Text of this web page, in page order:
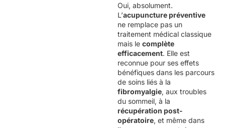
Oui, absolument.
L’acupuncture préventive
ne remplace pas un
traitement médical classique
mais le complète
efficacement. Elle est
reconnue pour ses effets
bénéfiques dans les parcours
de soins liés à la
fibromyalgie, aux troubles
du sommeil, à la
récupération post-
opératoire, et même dans